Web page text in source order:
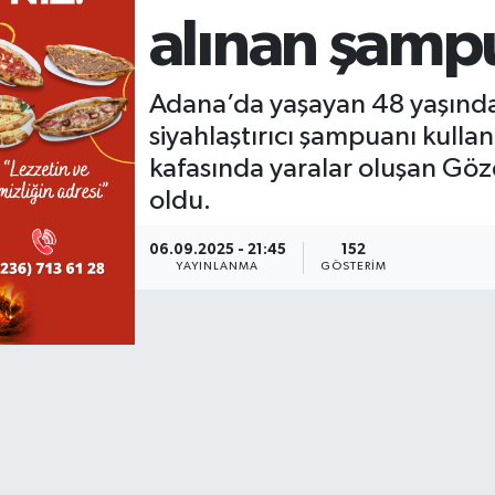
alınan
Adana’da yaşayan 48
siyahlaştırıcı şampuanı
kafasında yaralar oluşan
oldu.
06.09.2025 - 21:45
YAYINLANMA
152
GÖSTERIM
KÜLTÜR SANAT
YAŞAM
LIFE
SARUHANLI
SELENDİ
KIRKAĞAÇ
DEMİRCİ
KÖPRÜBAŞI
KULA
SALİHLİ
SARUHANLI
EKONOMİ
EĞİTİM
KÜLTÜR SANAT
YAŞAM